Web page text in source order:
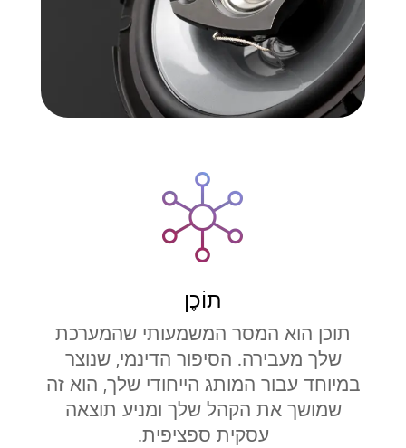
תוֹכֶן
תוכן הוא המסר המשמעותי שהמערכת
שלך מעבירה. הסיפור הדינמי, שנוצר
במיוחד עבור המותג הייחודי שלך, הוא זה
שמושך את הקהל שלך ומניע תוצאה
עסקית ספציפית.